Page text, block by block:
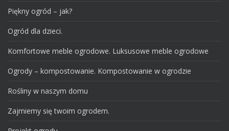
Piękny ogród – jak?
Ogród dla dzieci.
Komfortowe meble ogrodowe. Luksusowe meble ogrodowe
Ogrody – kompostowanie. Kompostowanie w ogrodzie
Rośliny w naszym domu
Zajmiemy się twoim ogrodem.